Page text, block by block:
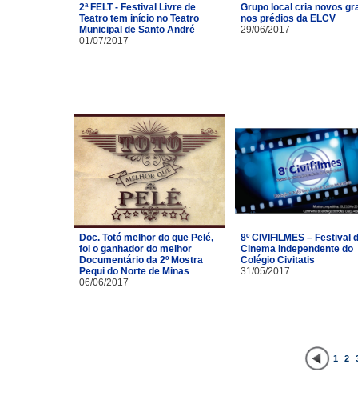
2ª FELT - Festival Livre de
Teatro tem início no Teatro
Municipal de Santo André
01/07/2017
Grupo local cria novos
nos prédios da ELCV
29/06/2017
Doc. Totó melhor do que Pelé,
foi o ganhador do melhor
Documentário da 2º Mostra
Pequi do Norte de Minas
06/06/2017
8º CIVIFILMES – Festival
Cinema Independente do
Colégio Civitatis
31/05/2017
1 2